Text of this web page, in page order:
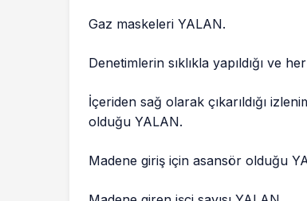
Gaz maskeleri YALAN.
Denetimlerin sıklıkla yapıldığı ve
İçeriden sağ olarak çıkarıldığı
olduğu YALAN.
Madene giriş için asansör olduğu